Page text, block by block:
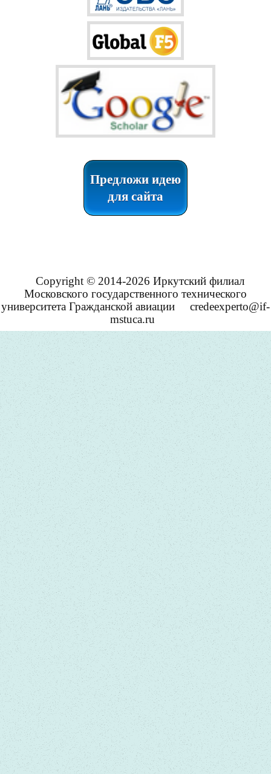
Предложи идею
для сайта
Copyright © 2014-2026 Иркутский филиал
Московского государственного технического
университета Гражданской авиации
credeexperto@if-
mstuca.ru